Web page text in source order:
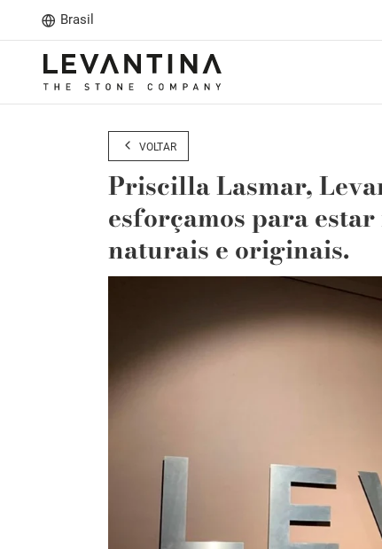
Brasil
VOLTAR
Priscilla Lasmar,
esforçamos para
naturais e originais.